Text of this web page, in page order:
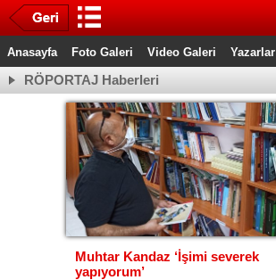
Anasayfa Foto Galeri Video Galeri Yazarlar
RÖPORTAJ Haberleri
Muhtar Kandaz ‘İşimi severek
yapıyorum’